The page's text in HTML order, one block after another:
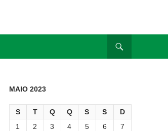
MAIO 2023
S T Q Q S S
D
1
2 3 4 5 6
7